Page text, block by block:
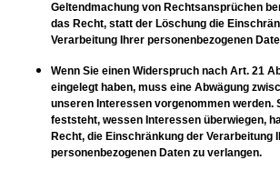
Geltendmachung von Rechtsansprüchen
das Recht, statt der Löschung die
Verarbeitung Ihrer personenbezogenen
Wenn Sie einen Widerspruch nach Art. 21
eingelegt haben, muss eine Abwägung
unseren Interessen vorgenommen werden.
feststeht, wessen Interessen überwiegen,
Recht, die Einschränkung der Verarbeitung
personenbezogenen Daten zu verlangen.